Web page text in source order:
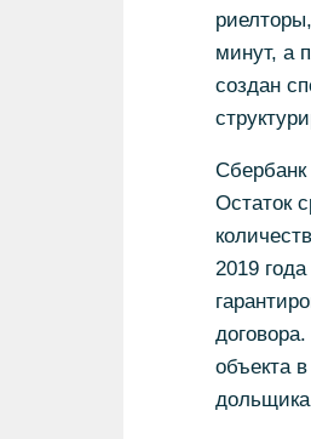
минут, а
создан
Остаток
2019
объекта